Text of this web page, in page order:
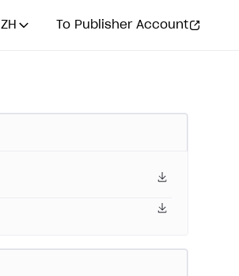
ZH To Publisher Account